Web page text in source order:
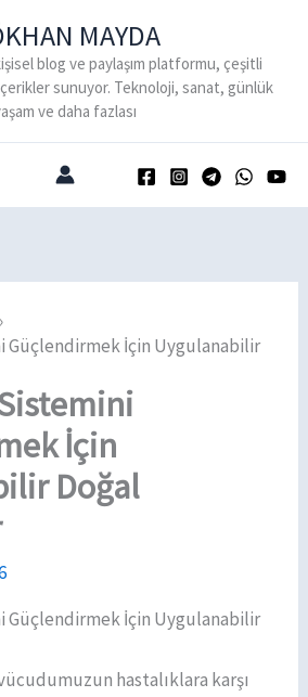
MAYDA
blog ve paylaşım platformu, çeşitli
sunuyor. Teknoloji, sanat, günlük
ve daha fazlası
Güçlendirmek İçin Uygulanabilir
Sistemini
İçin
Doğal
Güçlendirmek İçin Uygulanabilir
hastalıklara karşı